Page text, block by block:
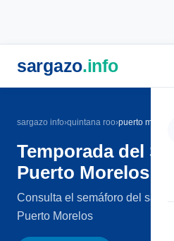
sargazo.info
sargazo info›quintana roo›puerto morelos
Temporada del
Puerto Morelos
Consulta el semáforo del
Puerto Morelos